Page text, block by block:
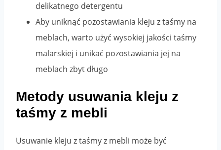
delikatnego detergentu
Aby uniknąć pozostawiania kleju z taśmy na
meblach, warto użyć wysokiej jakości taśmy
malarskiej i unikać pozostawiania jej na
meblach zbyt długo
Metody usuwania kleju z
taśmy z mebli
Usuwanie kleju z taśmy z mebli może być